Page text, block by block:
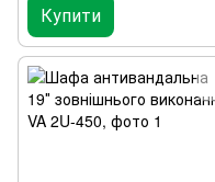
Купити